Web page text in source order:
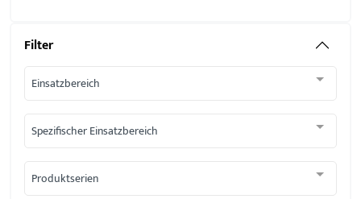
Filter
Einsatzbereich
Spezifischer Einsatzbereich
Produktserien